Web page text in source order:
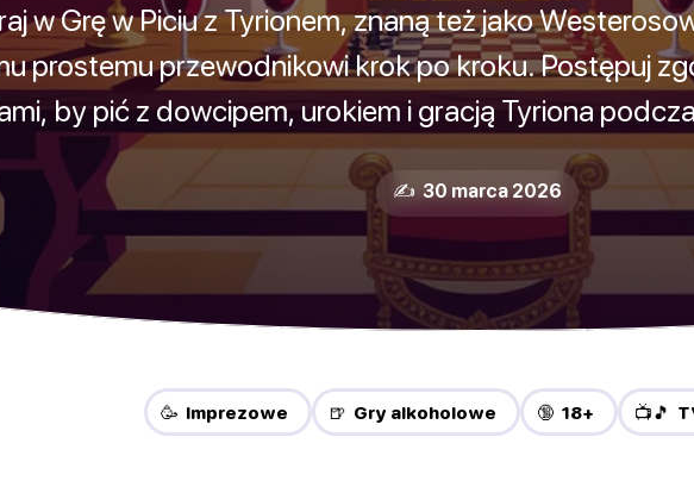
w Grę w Piciu z Tyrionem, znaną też jako
prostemu przewodnikowi krok po kroku. Postępuj
by pić z dowcipem, urokiem i gracją Tyriona
✍️ 30 marca 2026
🥳 Imprezowe 🍺 Gry alkoholowe 🔞 18+ 📺🎵